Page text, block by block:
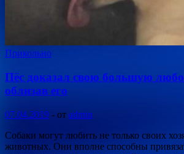
Прикольно
Пёс доказал свою большую
облизав его
07.04.2019 - от admin
Собаки могут любить не только своих
животных. Они вполне способны